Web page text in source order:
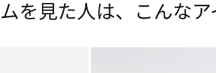
を見た人は、 こんな